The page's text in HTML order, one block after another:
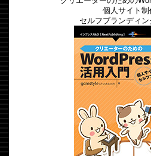
個人サイト制
セルフブランディン